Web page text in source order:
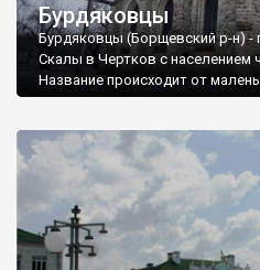
Бурдяковцы
Бурдяковцы (Борщевский р-н) -
Скалы в Чертков с населением
Название происходит от
протекает сквозь село и
течение XIX века Бурдяковцами,
владели Голуховские.